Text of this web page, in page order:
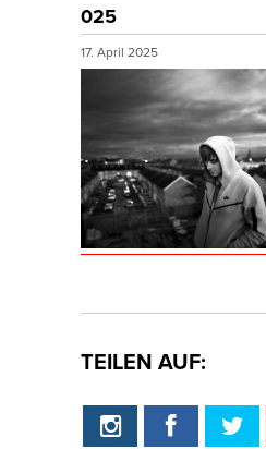
025
17. April 2025
TEILEN AUF: